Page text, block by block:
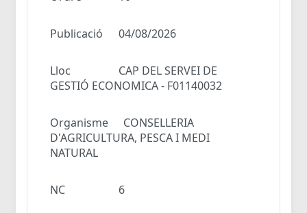
Publicació 04/08/2026
Lloc
CAP DEL SERVEI DE
GESTIÓ ECONOMICA - F01140032
Organisme
CONSELLERIA
D'AGRICULTURA, PESCA I MEDI
NATURAL
NC 6